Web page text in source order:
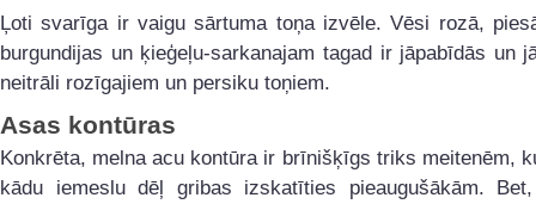
Ļoti svarīga ir vaigu sārtuma toņa izvēle. Vēsi rozā,
burgundijas un ķieģeļu-sarkanajam tagad ir jāpabīdās un
neitrāli rozīgajiem un persiku toņiem.
Asas kontūras
Konkrēta, melna acu kontūra ir brīnišķīgs triks meitenēm,
kādu iemeslu dēļ gribas izskatīties pieaugušākām.